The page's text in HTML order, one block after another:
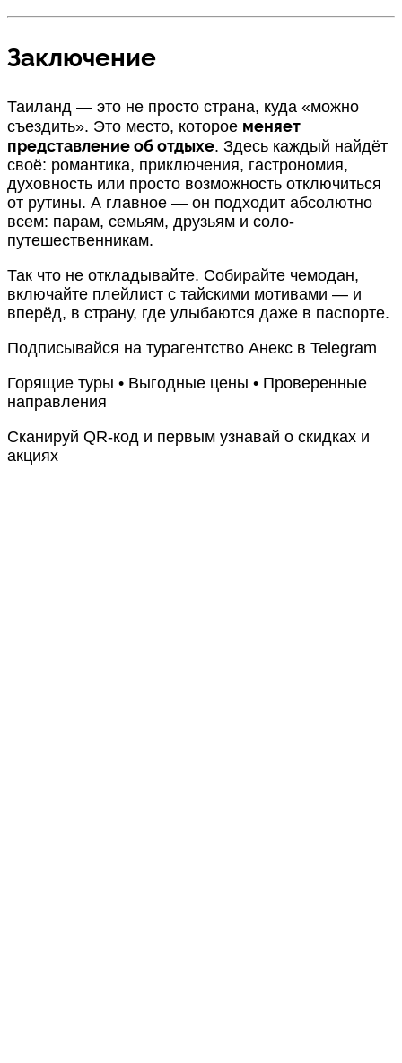
Заключение
Таиланд — это не просто страна, куда «можно
съездить». Это место, которое меняет
представление об отдыхе. Здесь каждый найдёт
своё: романтика, приключения, гастрономия,
духовность или просто возможность отключиться
от рутины. А главное — он подходит абсолютно
всем: парам, семьям, друзьям и соло-
путешественникам.
Так что не откладывайте. Собирайте чемодан,
включайте плейлист с тайскими мотивами — и
вперёд, в страну, где улыбаются даже в паспорте.
Подписывайся на турагентство Анекс в Telegram
Горящие туры • Выгодные цены • Проверенные
направления
Сканируй QR-код и первым узнавай о скидках и
акциях